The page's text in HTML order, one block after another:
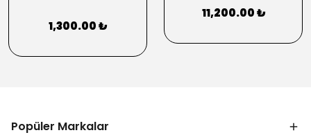
1,300.00 ₺
11,200.00 ₺
Popüler Markalar